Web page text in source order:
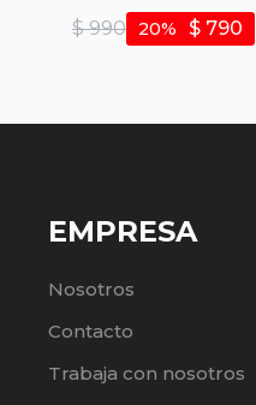
$ 990 $ 790
20
EMPRESA
Nosotros
Contacto
Trabaja con nosotros